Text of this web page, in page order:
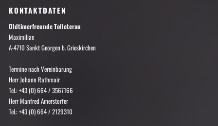
KONTAKTDATEN
Oldtimerfreunde Tolleterau
Maximilian
A-4710 Sankt Georgen b. Grieskirchen
Termine nach Vereinbarung
Herr Johann Rathmair
Tel.: +43 (0) 664 / 3567166
Herr Manfred Amerstorfer
Tel.: +43 (0) 664 / 2129310